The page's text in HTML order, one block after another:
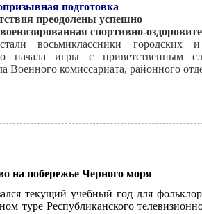
подготовка
преодолены успешно
спортивно-
восьмиклассники
игры с приветственным
Военного комиссариата, районного
на побережье Черного моря
текущий учебный год для
туре Республиканского